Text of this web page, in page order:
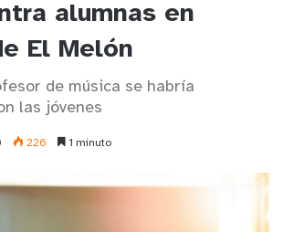
alumnas en
El Melón
de música se habría
las jóvenes
226 1 minuto